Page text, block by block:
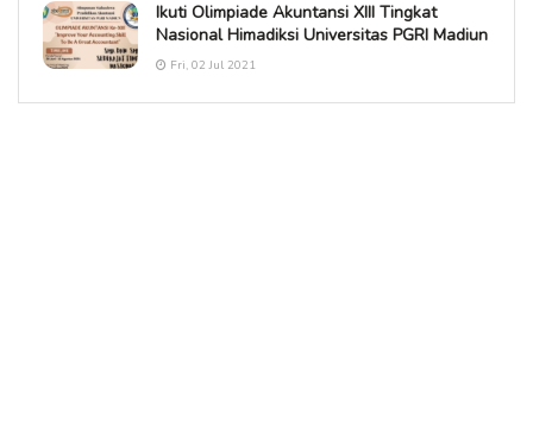
Ikuti Olimpiade Akuntansi XIII Tingkat
Nasional Himadiksi Universitas PGRI Madiun
Fri, 02 Jul 2021